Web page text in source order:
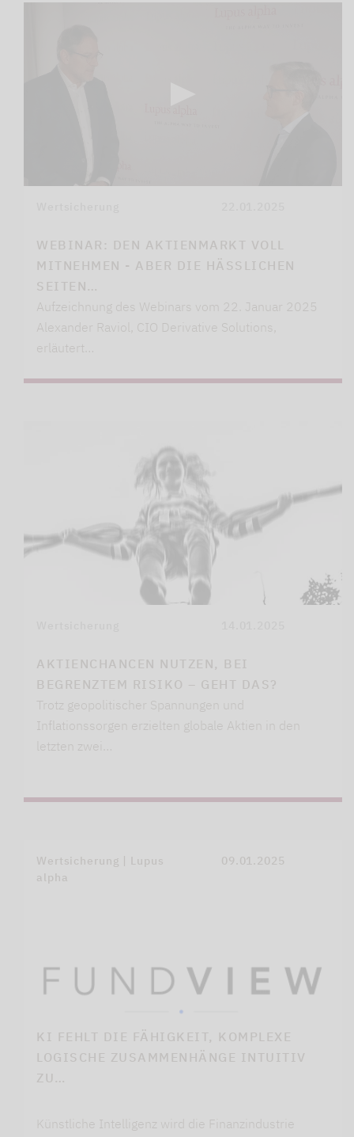
WEBINAR: DEN AKTIENMARKT VOLL
MITNEHMEN - ABER DIE HÄSSLICHEN
SEITEN…
Aufzeichnung des Webinars vom 22. Januar 2025
Alexander Raviol, CIO Derivative Solutions,
erläutert…
AKTIENCHANCEN NUTZEN, BEI
BEGRENZTEM RISIKO – GEHT DAS?
Trotz geopolitischer Spannungen und
Inflationssorgen erzielten globale Aktien in den
letzten zwei…
Wertsicherung | Lupus
alpha
09.01.2025
KI FEHLT DIE FÄHIGKEIT, KOMPLEXE
LOGISCHE ZUSAMMENHÄNGE INTUITIV
ZU…
Künstliche Intelligenz wird die Finanzindustrie